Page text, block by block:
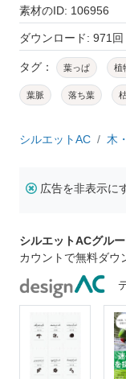
素材のID: 106956
ダウンロード: 971回
タグ： 葉っぱ 植
葉脈 落ち葉
シルエットAC 木
広告を非表示に
シルエットACグル
カウントで無料ダウ